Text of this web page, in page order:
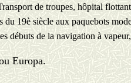
de troupes, hôpital
du 19è siècle aux paquebots
débuts de la navigation à
Europa.